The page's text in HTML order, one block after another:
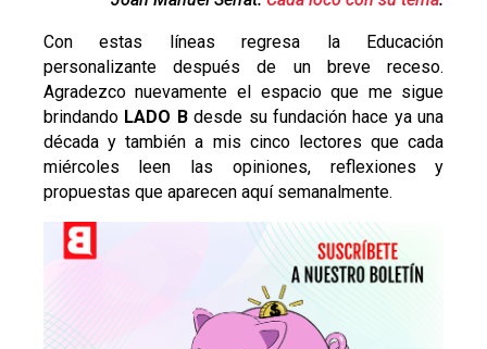
Con estas líneas regresa la Educación
personalizante después de un breve receso.
Agradezco nuevamente el espacio que me sigue
brindando LADO Bdesde su fundación hace ya una
década y también a mis cinco lectores que cada
miércoles leen las opiniones, reflexiones y
propuestas que aparecen aquí semanalmente.